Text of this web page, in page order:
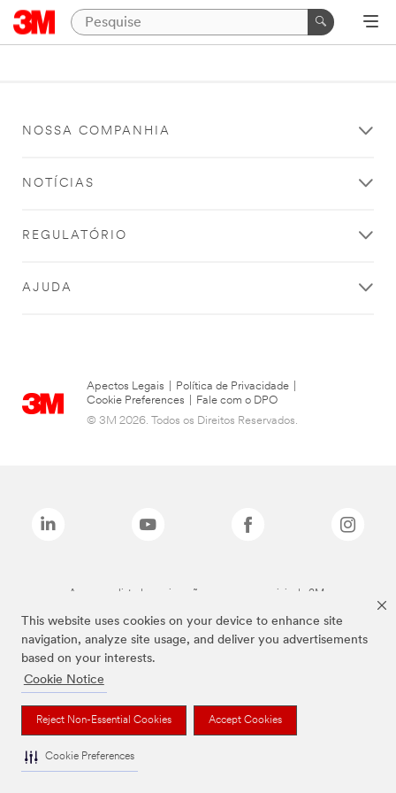
This website uses cookies on your device to enhance site
navigation, analyze site usage, and deliver you advertisements
based on your interests.
Cookie Notice
Reject Non-Essential Cookies Accept Cookies
Cookie Preferences
NOSSA COMPANHIA
NOTÍCIAS
REGULATÓRIO
AJUDA
Apectos Legais Política de Privacidade
Cookie Preferences
Fale com o DPO
© 3M 2026. Todos os Direitos Reservados.
As marcas listadas a cima são marcas comerciais da 3M.